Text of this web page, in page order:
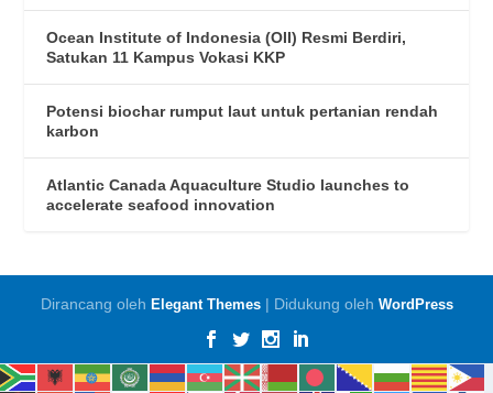
Ocean Institute of Indonesia (OII) Resmi Berdiri,
Satukan 11 Kampus Vokasi KKP
Potensi biochar rumput laut untuk pertanian rendah
karbon
Atlantic Canada Aquaculture Studio launches to
accelerate seafood innovation
Dirancang oleh Elegant Themes| Didukung oleh WordPress